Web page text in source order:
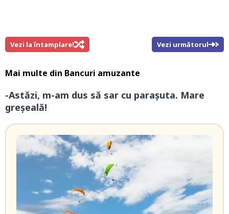
Vezi la întamplare! Vezi următorul
Mai multe din Bancuri amuzante
-Astăzi, m-am dus să sar cu parașuta. Mare
greșeală!